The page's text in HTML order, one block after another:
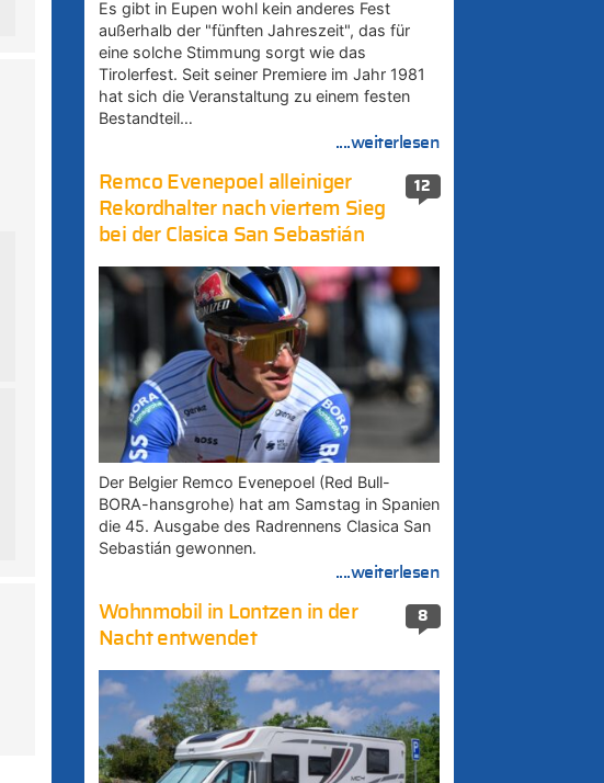
Es gibt in Eupen wohl kein anderes Fest
außerhalb der "fünften Jahreszeit", das für
eine solche Stimmung sorgt wie das
Tirolerfest. Seit seiner Premiere im Jahr 1981
hat sich die Veranstaltung zu einem festen
Bestandteil…
....weiterlesen
12
Remco Evenepoel alleiniger
Rekordhalter nach viertem Sieg
bei der Clasica San Sebastián
Der Belgier Remco Evenepoel (Red Bull-
BORA-hansgrohe) hat am Samstag in Spanien
die 45. Ausgabe des Radrennens Clasica San
Sebastián gewonnen.
....weiterlesen
8
Wohnmobil in Lontzen in der
Nacht entwendet